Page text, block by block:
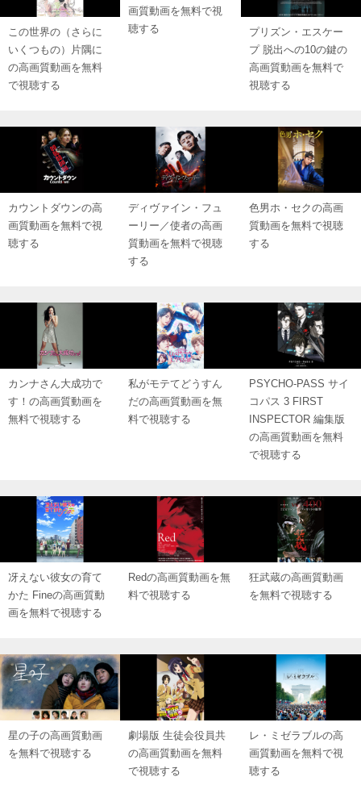
この世界の（さらに
いくつもの）片隅に
の高画質動画を無料
で視聴する
画質動画を無料で視
聴する
プリズン・エスケー
プ 脱出への10の鍵の
高画質動画を無料で
視聴する
カウントダウンの高
画質動画を無料で視
聴する
ディヴァイン・フュ
ーリー／使者の高画
質動画を無料で視聴
する
色男ホ・セクの高画
質動画を無料で視聴
する
カンナさん大成功で
す！の高画質動画を
無料で視聴する
私がモテてどうすん
だの高画質動画を無
料で視聴する
PSYCHO-PASS サイ
コパス 3 FIRST
INSPECTOR 編集版
の高画質動画を無料
で視聴する
冴えない彼女の育て
かた Fineの高画質動
画を無料で視聴する
Redの高画質動画を無
料で視聴する
狂武蔵の高画質動画
を無料で視聴する
星の子の高画質動画
を無料で視聴する
劇場版 生徒会役員共
の高画質動画を無料
で視聴する
レ・ミゼラブルの高
画質動画を無料で視
聴する